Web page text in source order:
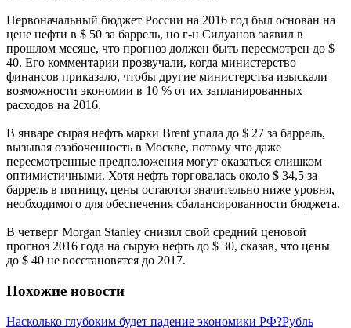
Первоначальный бюджет России на 2016 год был основан на
цене нефти в $ 50 за баррель, но г-н Силуанов заявил в
прошлом месяце, что прогноз должен быть пересмотрен до $
40. Его комментарии прозвучали, когда министерство
финансов приказало, чтобы другие министерства изыскали
возможности экономии в 10 % от их запланированных
расходов на 2016.
В январе сырая нефть марки Brent упала до $ 27 за баррель,
вызывая озабоченность в Москве, потому что даже
пересмотренные предположения могут оказаться слишком
оптимистичными. Хотя нефть торговалась около $ 34,5 за
баррель в пятницу, цены остаются значительно ниже уровня,
необходимого для обеспечения сбалансированности бюджета.
В четверг Morgan Stanley снизил свой средний ценовой
прогноз 2016 года на сырую нефть до $ 30, сказав, что цены
до $ 40 не восстановятся до 2017.
Похожие новости
Насколько глубоким будет падение экономики РФ?Рубль